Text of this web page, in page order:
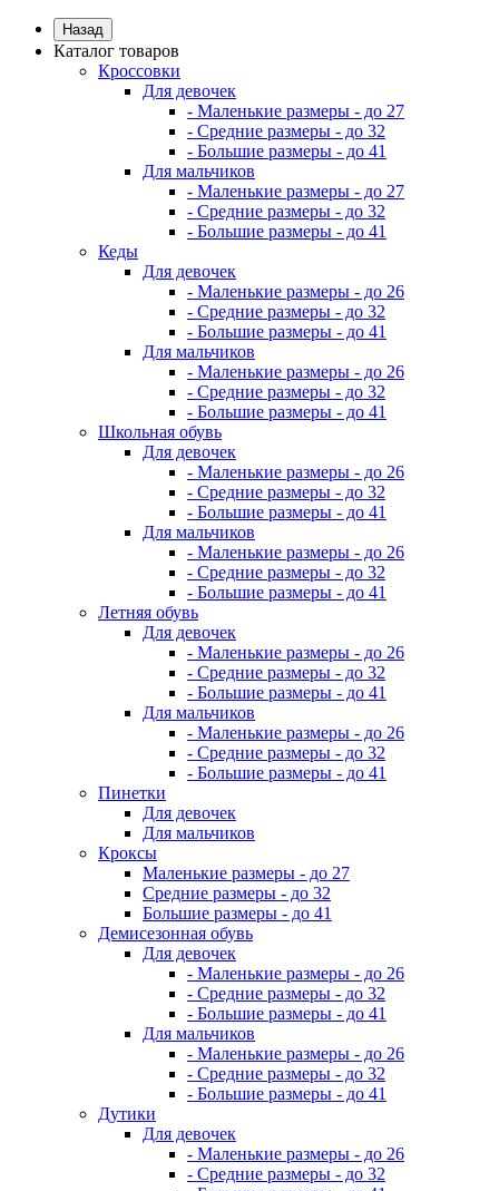
Назад
Каталог товаров
Кроссовки
Для девочек
- Маленькие размеры - до 27
- Средние размеры - до 32
- Большие размеры - до 41
Для мальчиков
- Маленькие размеры - до 27
- Средние размеры - до 32
- Большие размеры - до 41
Кеды
Для девочек
- Маленькие размеры - до 26
- Средние размеры - до 32
- Большие размеры - до 41
Для мальчиков
- Маленькие размеры - до 26
- Средние размеры - до 32
- Большие размеры - до 41
Школьная обувь
Для девочек
- Маленькие размеры - до 26
- Средние размеры - до 32
- Большие размеры - до 41
Для мальчиков
- Маленькие размеры - до 26
- Средние размеры - до 32
- Большие размеры - до 41
Летняя обувь
Для девочек
- Маленькие размеры - до 26
- Средние размеры - до 32
- Большие размеры - до 41
Для мальчиков
- Маленькие размеры - до 26
- Средние размеры - до 32
- Большие размеры - до 41
Пинетки
Для девочек
Для мальчиков
Кроксы
Маленькие размеры - до 27
Средние размеры - до 32
Большие размеры - до 41
Демисезонная обувь
Для девочек
- Маленькие размеры - до 26
- Средние размеры - до 32
- Большие размеры - до 41
Для мальчиков
- Маленькие размеры - до 26
- Средние размеры - до 32
- Большие размеры - до 41
Дутики
Для девочек
- Маленькие размеры - до 26
- Средние размеры - до 32